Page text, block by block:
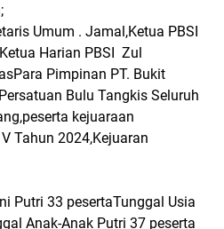
Umum . Jamal,Ketua PBSI
Harian PBSI Zul
Pimpinan PT. Bukit
Bulu Tangkis Seluruh
kejuaraan
Tahun 2024,Kejuaran
Putri 33 pesertaTunggal Usia
Anak-Anak Putri 37 peserta